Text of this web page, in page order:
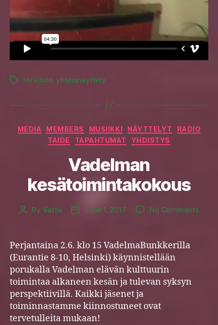
TagsHirvitalo,yhteisnäyttely
Categories
MEDIA MEMBERS MUSIIKKI NÄYTTELYT
RADIO
TAIDE
TAPAHTUMAT YHDISTYS
Vadelman
kesätoimintakokous
Post
By Vattu
PostJune 1, 2017 No Commentson
Perjantaina 2.6. klo 15 VadelmaBunkkerilla
(Eurantie 8-10, Helsinki) käynnistellään
porukalla Vadelman elävän kulttuurin
toimintaa alkaneen kesän ja tulevan syksyn
perspektiivillä. Kaikki jäsenet ja
toiminnastamme kiinnostuneet ovat
tervetulleita mukaan!